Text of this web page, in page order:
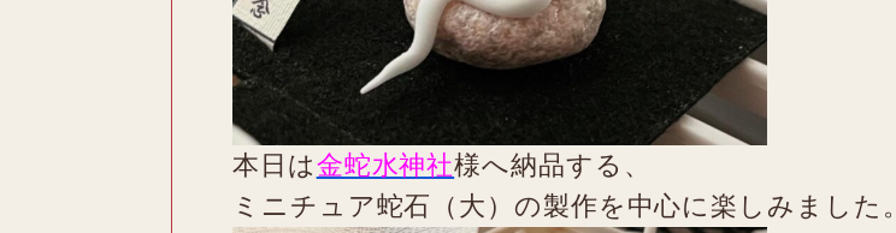
本日は金蛇水神社様へ納品する、
ミニチュア蛇石（大）の製作を中心に楽しみました。